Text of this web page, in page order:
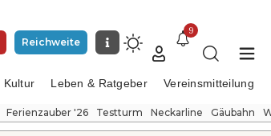
Reichweite
9
Kultur Leben & Ratgeber Vereinsmitteilung
Ferienzauber '26 Testturm Neckarline Gäubahn